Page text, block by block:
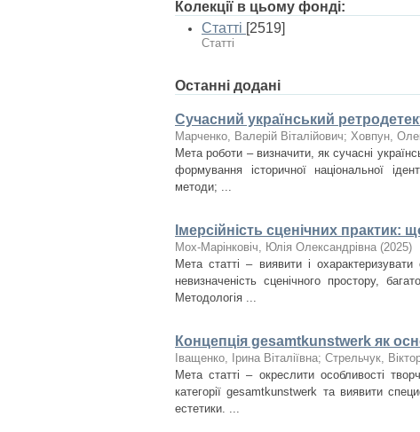
Колекції в цьому фонді:
Статті [2519]
Статті
Останні додані
Сучасний український
Марченко, Валерій Віталійович; Ховпун,
Мета роботи – визначити, як сучасні
формування історичної національної
методи; ...
Імерсійність сценічних
Мох-Марінковіч, Юлія Олександрівна (2025)
Мета статті – виявити і охарактеризувати
невизначеність сценічного простору,
Методологія ...
Концепція gesamtkunstwerk як
Іващенко, Ірина Віталіївна; Стрельчук,
Мета статті – окреслити особливості
категорії gesamtkunstwerk та виявити
естетики. ...